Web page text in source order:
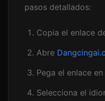
pasos detallados:
Copia el enlace
Abre
Pega el enlace
Selecciona el